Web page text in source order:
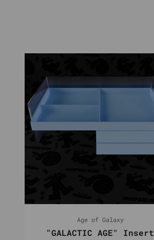
Age of Galaxy
"GALACTIC AGE" Insert